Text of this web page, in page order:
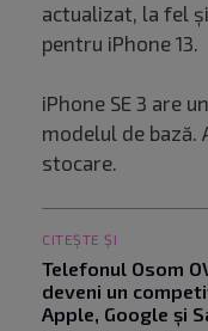
actualizat, la fel
pentru iPhone 13.
iPhone SE 3 are
modelul de bază.
stocare.
CITEȘTE ȘI
Telefonul Osom
deveni un
Apple, Google și